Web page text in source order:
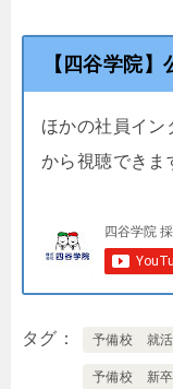
【四谷学院
ほかの社員イン
から視聴できま
タグ 予備校 就活
予備校 新卒